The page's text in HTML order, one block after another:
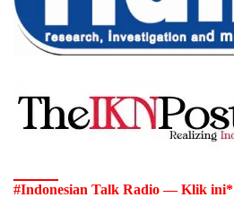
#Indonesian Talk Radio — Klik ini*